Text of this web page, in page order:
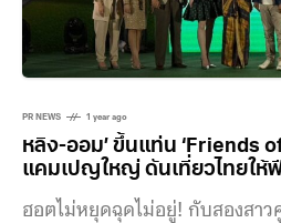
PR NEWS 1 year ago
หลิง-ออม’ ขึ้นแท่น ‘Friends
แคมเปญใหญ่ ดันเที่ยวไทยให้
ฮอตไม่หยุดฉุดไม่อยู่! กับสองสาว